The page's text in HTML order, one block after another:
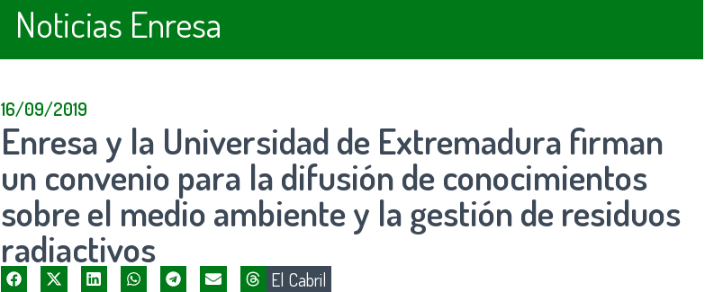
Noticias Enresa
16/09/2019
Enresa y la Universidad de Extremadura firman
un convenio para la difusión de conocimientos
sobre el medio ambiente y la gestión de residuos
radiactivos
El Cabril